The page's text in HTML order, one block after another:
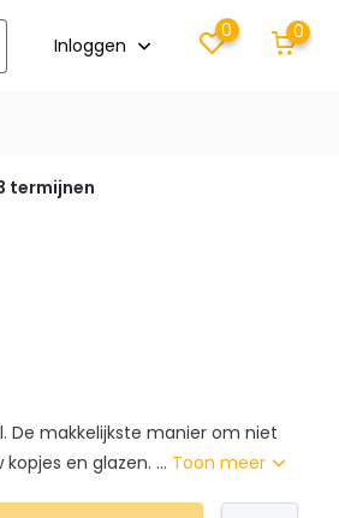
Inloggen
0 0
termijnen
De makkelijkste manier om niet
en glazen. ... Toon meer